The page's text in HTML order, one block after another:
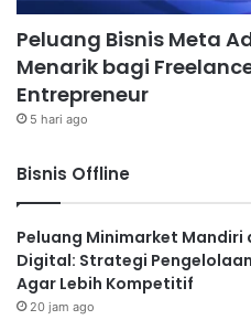
Peluang Bisnis Meta
Menarik bagi
Entrepreneur
5 hari ago
Bisnis Offline
Peluang Minimarket Mandiri
Digital: Strategi
Agar Lebih Kompetitif
20 jam ago